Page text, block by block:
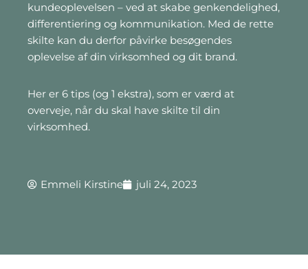
kundeoplevelsen – ved at skabe genkendelighed,
differentiering og kommunikation. Med de rette
skilte kan du derfor påvirke besøgendes
oplevelse af din virksomhed og dit brand.
Her er 6 tips (og 1 ekstra), som er værd at
overveje, når du skal have skilte til din
virksomhed.
Emmeli Kirstine juli 24, 2023